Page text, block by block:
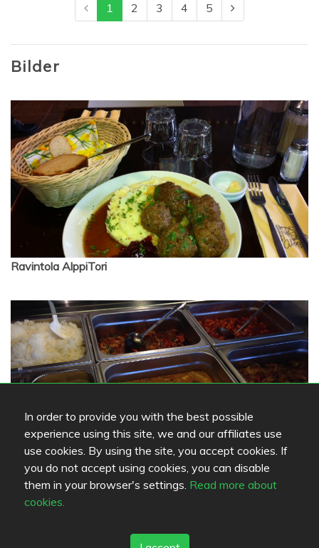
In order to provide you with the best possible
experience using this site, we and our affiliates use
use cookies. By using the site, you accept cookies. If
you do not accept using cookies, you can disable
them in your browser's settings. Read more about
cookies.
1 2 3 4 5
Bilder
Ravintola AlppiTori
Ravintola Longcity Vantaa